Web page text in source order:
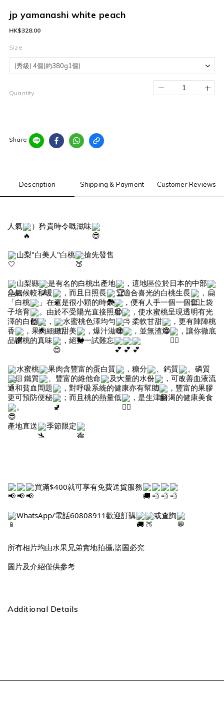
jp yamanashi white peach
HK$328.00
Size
Quantity
Share
Description Shipping & Payment Customer Reviews
人氣 ）矜貴時令嘅滋味
山梨"白美人"白桃 搶先發售
山梨縣 是有名的白桃出產地
，這地區位於日本的中部
，氣候較和暖
，而且日照長 、適合喜光的白桃生長
，
「白桃
」在還是很小顆的時候
，便有人手一個一個套上袋
子培育
。由於不受陽光直接照射
，使水蜜桃呈現透明有光
澤的白色
， 水蜜桃色澤均勻 ，柔軟甘甜
，更有陣陣桃
香
，果肉細緻甜美 ，爆汁滋味 ，並無渣滓
，讓你徹底
品嚐桃的真味
，絕對一試難忘
水蜜桃 果肉含豐富的蛋白質 ，糖分 、鈣質
、磷質
、鐵質
、豐富的維他命 及大量的水份
，可改善血液流
通和貧血問題
，對呼吸系統的健康亦有幫助
，豐富的果膠
更可預防便秘
；而且桃的熱量低
，是生津解渴的健康美食
。
產地直送
季節限定
買滿$400就可享有免費送貨服務
WhatsApp/電話60808911歡迎訂購 或查詢
所有相片均由水果兄弟實地拍攝,盜圖必究
圖片及介紹僅供參考
Additional Details